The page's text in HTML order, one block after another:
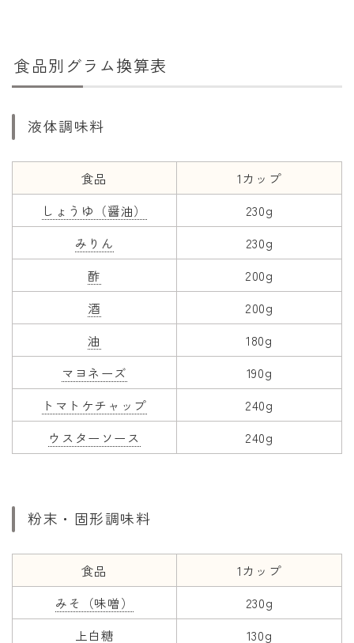
四十九日法要計算
年齢の計算
干支から年齢計算
七五三・十三参り計算
長寿祝い計算
学年早見表
偏差値から上位何％計算
食品別グラム換算表
液体調味料
食品
1カップ
しょうゆ（醤油）
230g
みりん
230g
酢
200g
酒
200g
油
180g
マヨネーズ
190g
トマトケチャップ
240g
ウスターソース
240g
粉末・固形調味料
食品
1カップ
みそ（味噌）
230g
上白糖
130g